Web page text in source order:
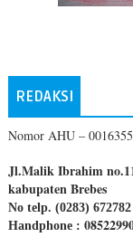
REDAKSI
Nomor AHU –
Jl.Malik Ibrahim
kabupaten Brebes
No telp. (0283) 672782
Handphone :